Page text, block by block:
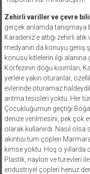
Zehirli variller ve çevre
gerçek anlamda tanışmaya
Karadeniz’e attığı zehirli
medyanın da konuyu geniş
konusu kitlelerin ilgi alanına
Körfezinin doğu kısımları,
yerlere yakın oturanlar,
evlerinde oturamaz
arıtma tesisleri yoktu. Her
Çocukluğumun geçtiği
denize verilmesini, pek çok
olarak kullanırdı. Nasıl
akıntısı tüm çöpleri
kimse yoktu. Hoş o yıllarda
Plastik, naylon ve türevleri
endüstriyel çöpleri henüz